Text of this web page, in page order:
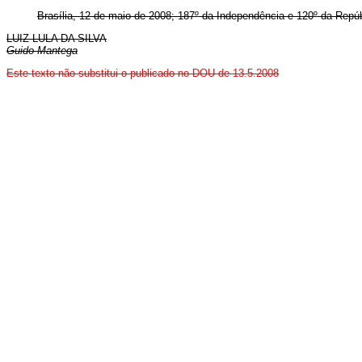
Brasília, 12 de maio de 2008; 187ºda Independência e 120ºda
LUIZ LULA DA SILVA
Guido Mantega
Este texto não substitui o publicado no DOU de 13.5.2008